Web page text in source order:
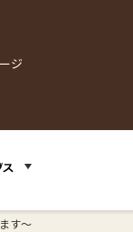
ジ
す～